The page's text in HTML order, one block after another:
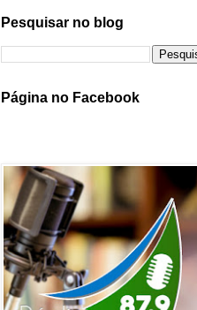
Pesquisar no blog
Página no Facebook